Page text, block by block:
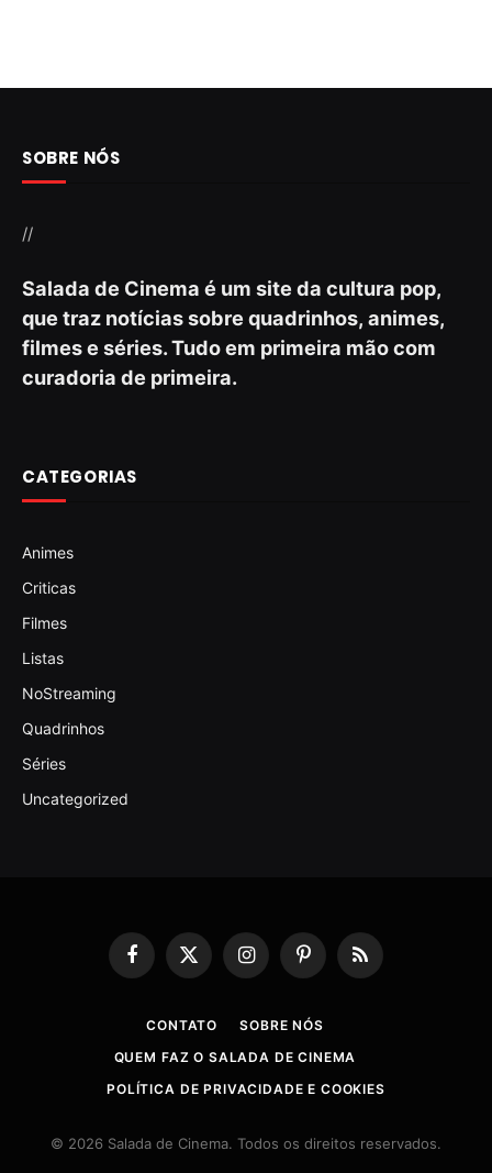
SOBRE NÓS
//
Salada de Cinema é um site da cultura pop,
que traz notícias sobre quadrinhos, animes,
filmes e séries. Tudo em primeira mão com
curadoria de primeira.
CATEGORIAS
Animes
Criticas
Filmes
Listas
NoStreaming
Quadrinhos
Séries
Uncategorized
Facebook
X
InstagramPinterestRSS
CONTATO
SOBRE NÓS
QUEM FAZ O SALADA DE CINEMA
POLÍTICA DE PRIVACIDADE E COOKIES
© 2026 Salada de Cinema. Todos os direitos reservados.